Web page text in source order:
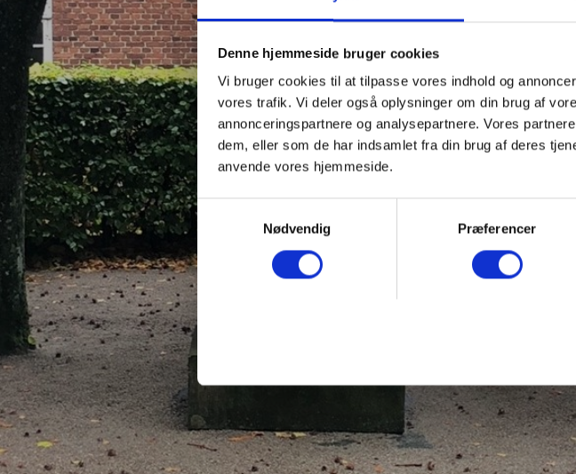
Denne hjemmeside bruger cookies
Vi bruger cookies til at tilpasse vores indhold og
vores trafik. Vi deler også oplysninger om din brug af
annonceringspartnere og analysepartnere. Vores
dem, eller som de har indsamlet fra din brug af deres
anvende vores hjemmeside.
Samtykkevalg
Nødvendig
Præferencer